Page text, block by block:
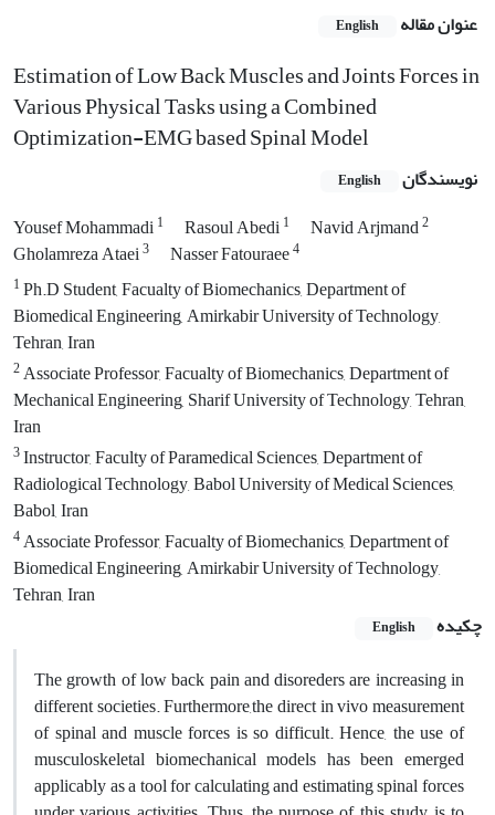
عنوان مقاله English
Estimation of Low Back Muscles and Joints Forces in
Various Physical Tasks using a Combined
Optimization-EMG based Spinal Model
نویسندگان English
Yousef Mohammadi1 Rasoul Abedi1 Navid Arjmand2
Gholamreza Ataei3 Nasser Fatouraee4
1Ph.D Student, Facualty of Biomechanics, Department of
Biomedical Engineering, Amirkabir University of Technology,
Tehran, Iran
2Associate Professor, Facualty of Biomechanics, Department of
Mechanical Engineering, Sharif University of Technology, Tehran,
Iran
3Instructor, Faculty of Paramedical Sciences, Department of
Radiological Technology, Babol University of Medical Sciences,
Babol, Iran
4Associate Professor, Facualty of Biomechanics, Department of
Biomedical Engineering, Amirkabir University of Technology,
Tehran, Iran
چکیده
English
The growth of low back pain and disoreders are increasing in
different societies. Furthermore,the direct in vivo measurement
of spinal and muscle forces is so difficult. Hence, the use of
musculoskeletal biomechanical models has been emerged
applicably as a tool for calculating and estimating spinal forces